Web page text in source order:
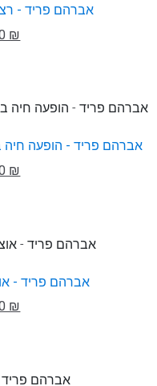
אברהם פריד -
₪
אברהם פריד - הופעה חיה
₪
אברהם פריד -
₪